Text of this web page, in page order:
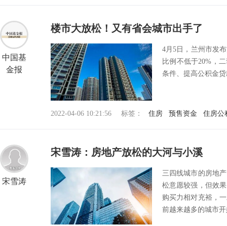
中国基
金报
楼市大放松！又有省会城市出手了
4月5日，兰州市发
比例不低于20%，
条件、提高公积金
2022-04-06 10:21:56 标签： 住房 预售资金 住房公
宋雪涛
宋雪涛：房地产放松的大河与小溪
三四线城市的房地
松意愿较强，但效
购买力相对充裕，
前越来越多的城市